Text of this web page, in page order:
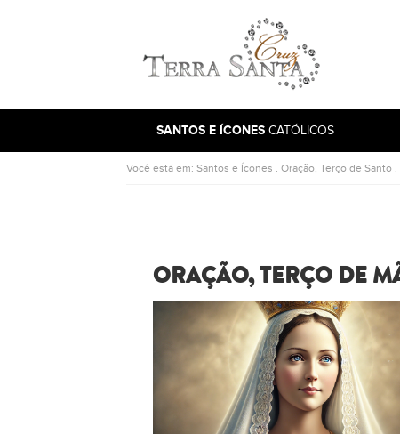
Ir para a página inicial
SANTOS E ÍCONES CATÓLICOS
Você está em: Santos e Ícones . Oração, Terço de Santo .
ORAÇÃO, TERÇO DE